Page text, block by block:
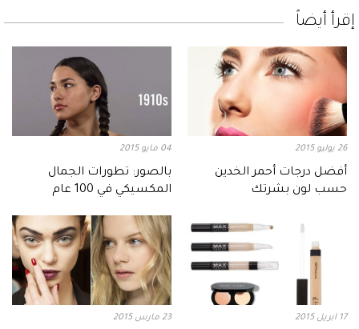
إقرأ أيضاً
26 يوليو 2015
أفضل درجات أحمر الخدين
حسب لون بشرتك
04 مايو 2015
بالصور: تطورات الجمال
المكسيكي في 100 عام
17 ابريل 2015 23 مارس 2015